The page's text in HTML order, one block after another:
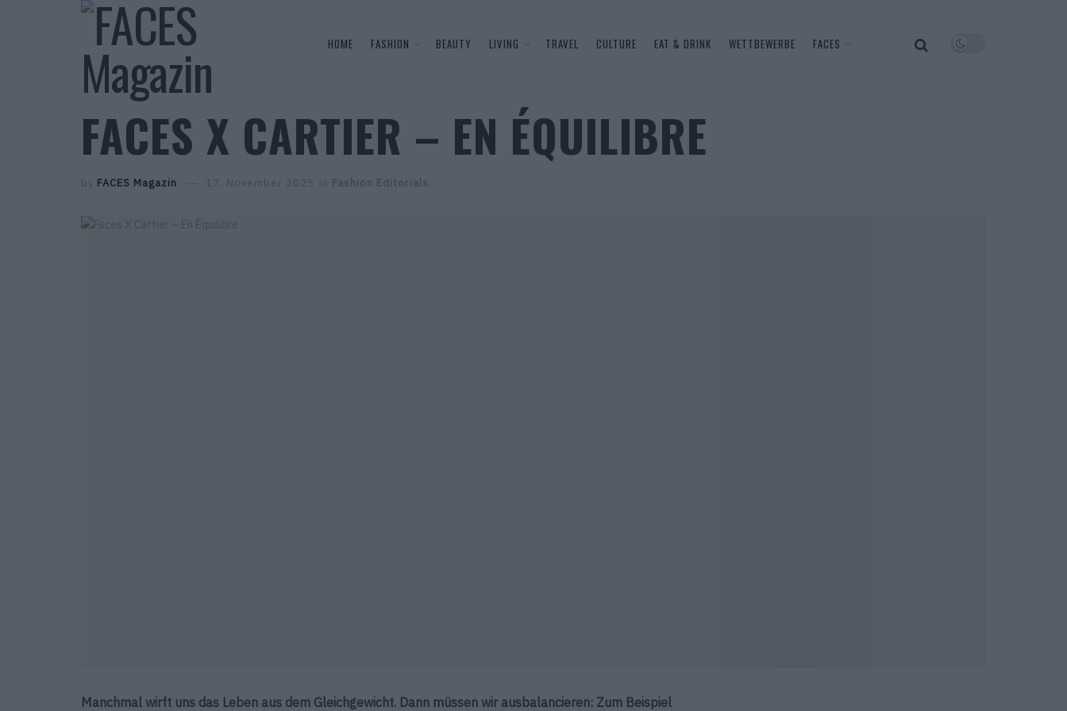
HOME FASHION BEAUTY LIVING TRAVEL CULTURE EAT & DRINK WETTBEWERBE FACES
FACES X CARTIER – EN ÉQUILIBRE
by FACES Magazin 17. November 2025 in Fashion Editorials
Manchmal wirft uns das Leben aus dem Gleichgewicht. Dann müssen wir ausbalancieren: Zum Beispiel